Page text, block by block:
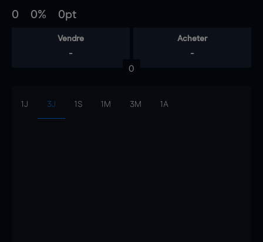
0 0% 0pt
Vendre
-
Acheter
-
0
1J 3J 1S 1M 3M 1A